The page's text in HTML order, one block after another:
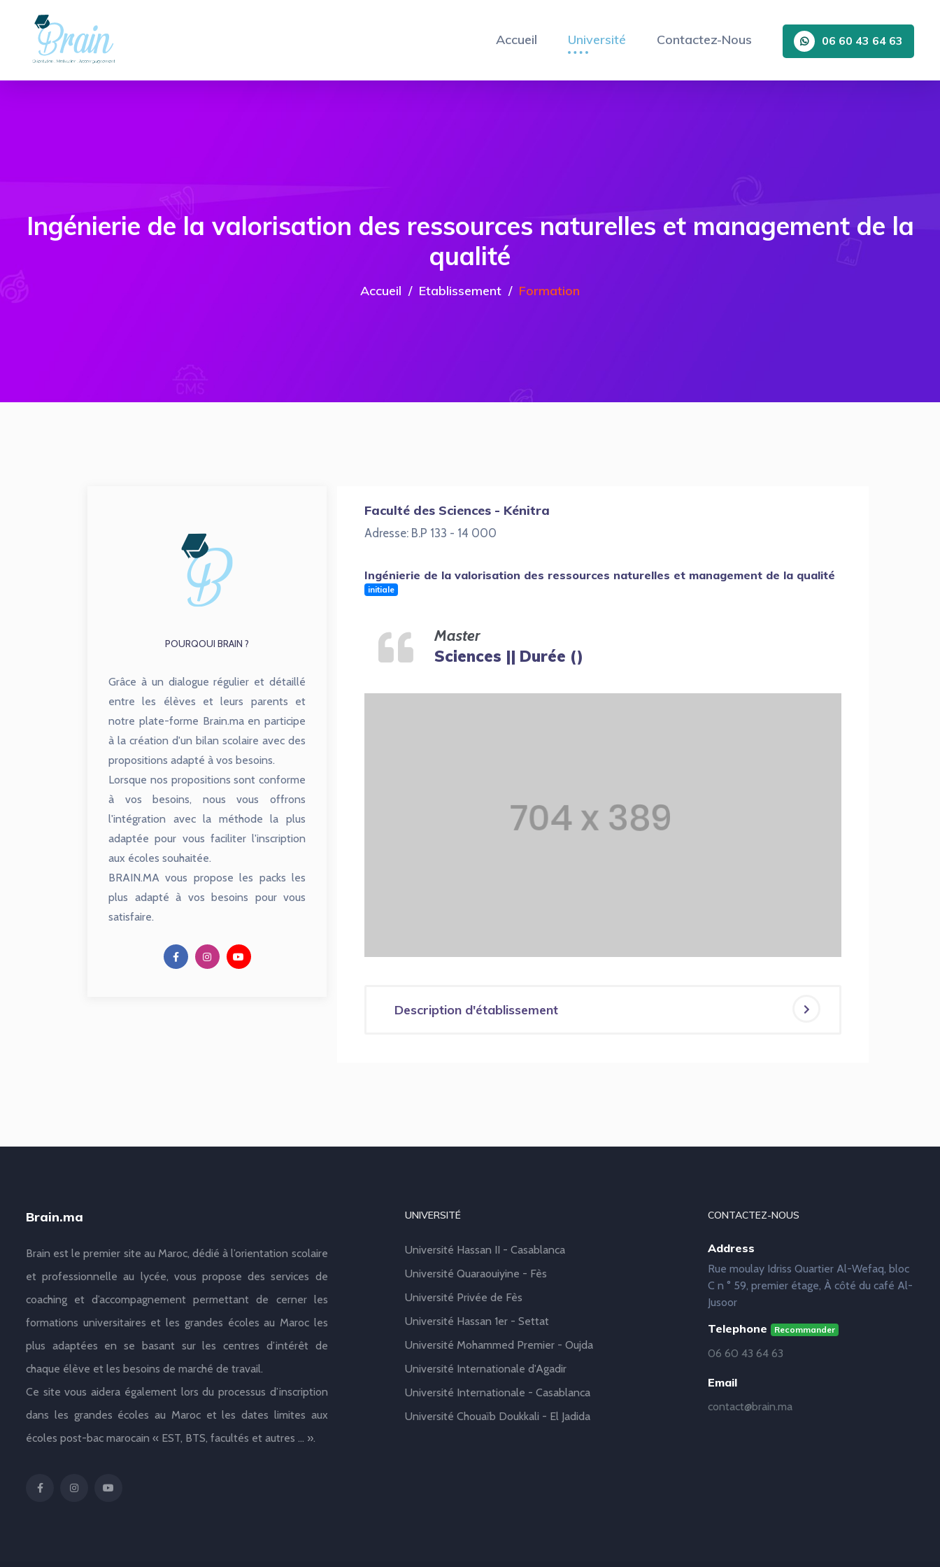
Accueil Université Contactez-Nous 06 60 43 64 63
Ingénierie de la valorisation des ressources naturelles et management de la
qualité
Accueil Etablissement Formation
POURQOUI BRAIN ?
Grâce à un dialogue régulier et détaillé
entre les élèves et leurs parents et
notre plate-forme Brain.ma en participe
à la création d'un bilan scolaire avec des
propositions adapté à vos besoins.
Lorsque nos propositions sont conforme
à vos besoins, nous vous offrons
l'intégration avec la méthode la plus
adaptée pour vous faciliter l'inscription
aux écoles souhaitée.
BRAIN.MA vous propose les packs les
plus adapté à vos besoins pour vous
satisfaire.
Faculté des Sciences - Kénitra
Adresse: B.P 133 - 14 000
Ingénierie de la valorisation des ressources naturelles et management de la qualité
initiale
Master
Sciences || Durée ()
Description d'établissement
Brain.ma
Brain est le premier site au Maroc, dédié à l’orientation scolaire
et professionnelle au lycée, vous propose des services de
coaching et d’accompagnement permettant de cerner les
formations universitaires et les grandes écoles au Maroc les
plus adaptées en se basant sur les centres d’intérêt de
chaque élève et les besoins de marché de travail.
Ce site vous aidera également lors du processus d’inscription
dans les grandes écoles au Maroc et les dates limites aux
écoles post-bac marocain « EST, BTS, facultés et autres … ».
UNIVERSITÉ
Université Hassan II - Casablanca
Université Quaraouiyine - Fès
Université Privée de Fès
Université Hassan 1er - Settat
Université Mohammed Premier - Oujda
Université Internationale d'Agadir
Université Internationale - Casablanca
Université Chouaïb Doukkali - El Jadida
CONTACTEZ-NOUS
Address
Rue moulay Idriss Quartier Al-Wefaq, bloc
C n ° 59, premier étage, À côté du café Al-
Jusoor
Telephone Recommander
06 60 43 64 63
Email
contact@brain.ma